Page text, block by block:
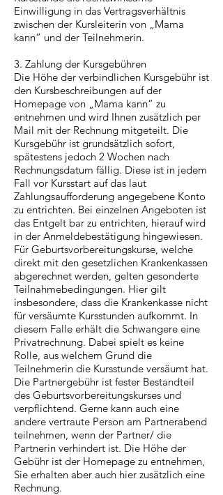
Einwilligung in das Vertragsverhältnis
zwischen der Kursleiterin von „Mama
kann“ und der Teilnehmerin.
3. Zahlung der Kursgebühren
Die Höhe der verbindlichen Kursgebühr ist
den Kursbeschreibungen auf der
Homepage von „Mama kann“ zu
entnehmen und wird Ihnen zusätzlich per
Mail mit der Rechnung mitgeteilt. Die
Kursgebühr ist grundsätzlich sofort,
spätestens jedoch 2 Wochen nach
Rechnungsdatum fällig. Diese ist in jedem
Fall vor Kursstart auf das laut
Zahlungsaufforderung angegebene Konto
zu entrichten. Bei einzelnen Angeboten ist
das Entgelt bar zu entrichten, hierauf wird
in der Anmeldebestätigung hingewiesen.
Für Geburtsvorbereitungskurse, welche
direkt mit den gesetzlichen Krankenkassen
abgerechnet werden, gelten gesonderte
Teilnahmebedingungen. Hier gilt
insbesondere, dass die Krankenkasse nicht
für versäumte Kursstunden aufkommt. In
diesem Falle erhält die Schwangere eine
Privatrechnung. Dabei spielt es keine
Rolle, aus welchem Grund die
Teilnehmerin die Kursstunde versäumt hat.
Die Partnergebühr ist fester Bestandteil
des Geburtsvorbereitungskurses und
verpflichtend. Gerne kann auch eine
andere vertraute Person am Partnerabend
teilnehmen, wenn der Partner/ die
Partnerin verhindert ist. Die Höhe der
Gebühr ist der Homepage zu entnehmen,
Sie erhalten aber auch hier zusätzlich eine
Rechnung.